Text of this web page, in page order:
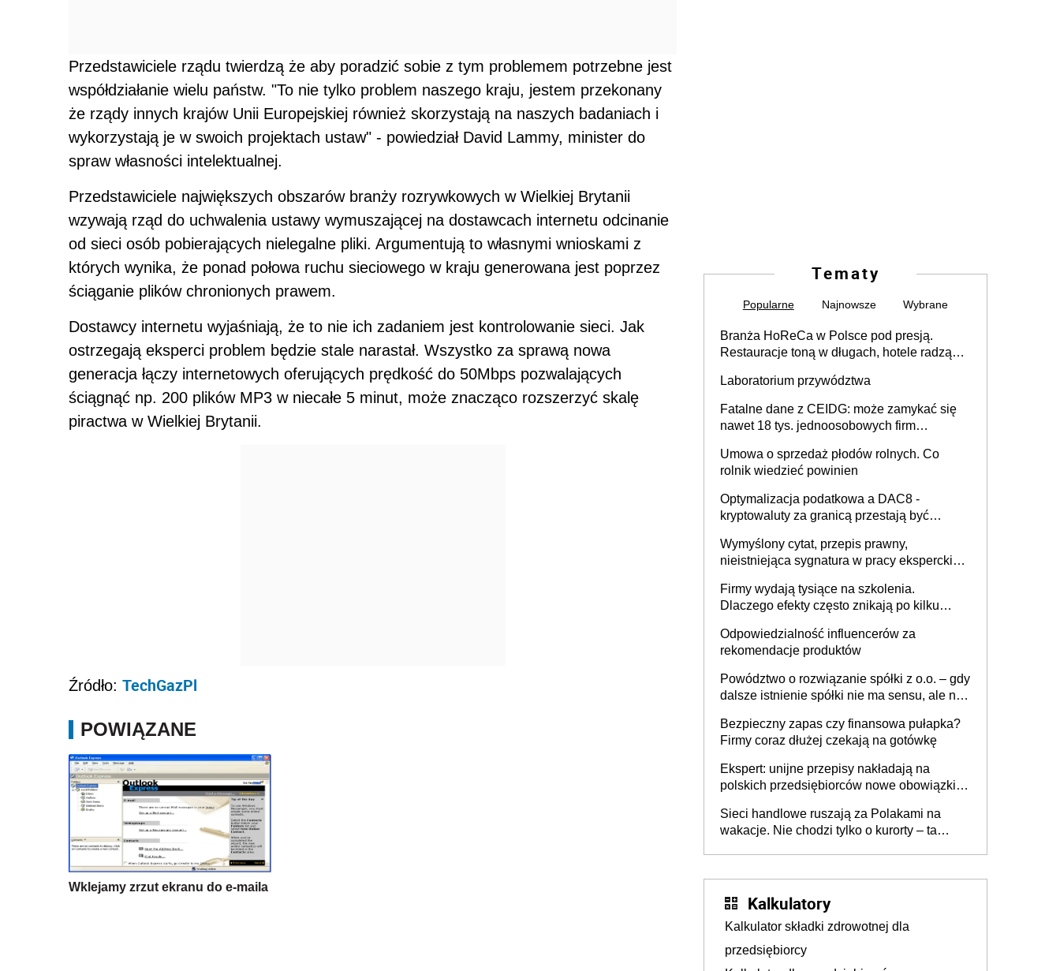
ściąganie plików chronionych prawem.
Dostawcy internetu wyjaśniają, że to nie ich zadaniem jest kontrolowanie sieci. Jak
ostrzegają eksperci problem będzie stale narastał. Wszystko za sprawą nowa
generacja łączy internetowych oferujących prędkość do 50Mbps pozwalających
piractwa w Wielkiej Brytanii.
Wklejamy zrzut ekranu do e-maila
Źródło: Własne
e-firma internet
Wersja do druku
Tematy
Popularne Najnowsze Wybrane
Branża HoReCa w Polsce pod presją.
Restauracje toną w długach, hotele radzą
Laboratorium przywództwa
Fatalne dane z CEIDG: może zamykać się
nawet 18 tys. jednoosobowych firm
Umowa o sprzedaż płodów rolnych. Co
rolnik wiedzieć powinien
Optymalizacja podatkowa a DAC8 -
kryptowaluty za granicą przestają być
Wymyślony cytat, przepis prawny,
nieistniejąca sygnatura w pracy eksperckiej -
firmie
Firmy wydają tysiące na szkolenia.
Dlaczego efekty często znikają po kilku
Odpowiedzialność influencerów za
rekomendacje produktów
Powództwo o rozwiązanie spółki z o.o. – gdy
dalsze istnienie spółki nie ma sensu, ale nie
Bezpieczny zapas czy finansowa pułapka?
Firmy coraz dłużej czekają na gotówkę
Ekspert: unijne przepisy nakładają na
polskich przedsiębiorców nowe obowiązki w
Sieci handlowe ruszają za Polakami na
wakacje. Nie chodzi tylko o kurorty – ta
Kalkulatory
Kalkulator składki zdrowotnej dla
przedsiębiorcy